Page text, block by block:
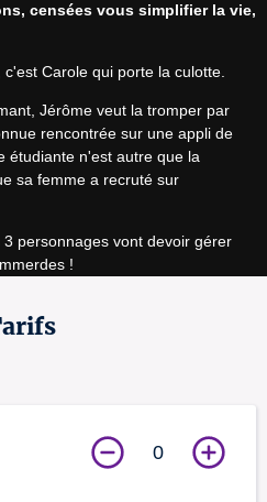
censées vous simplifier la vie,
Carole qui porte la culotte.
Jérôme veut la tromper par
rencontrée sur une appli de
étudiante n'est autre que la
sa femme a recruté sur
personnages vont devoir gérer
!
0